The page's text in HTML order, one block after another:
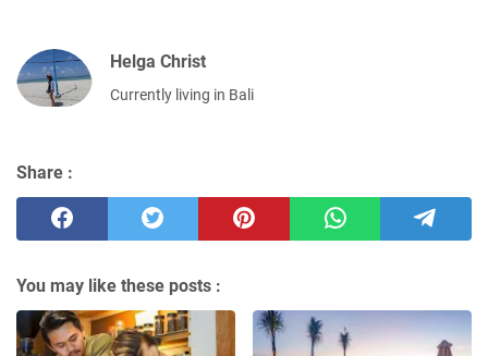
Helga Christ
Currently living in Bali
Share :
You may like these posts :